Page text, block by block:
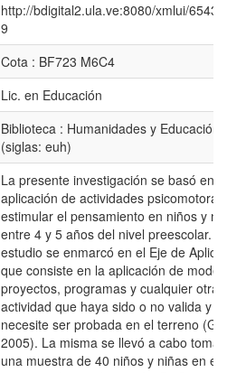
http://bdigital2.ula.ve:8080/xmlui/
9
Cota : BF723 M6C4
Lic. en Educación
Biblioteca : Humanidades y Educación
(siglas: euh)
La presente investigación se basó en la
aplicación de actividades
estimular el pensamiento en niños y
entre 4 y 5 años del nivel preescolar. El
estudio se enmarcó en el Eje de
que consiste en la aplicación de
proyectos, programas y cualquier otra
actividad que haya sido o no valida y
necesite ser probada en el terreno
2005). La misma se llevó a cabo
una muestra de 40 niños y niñas en